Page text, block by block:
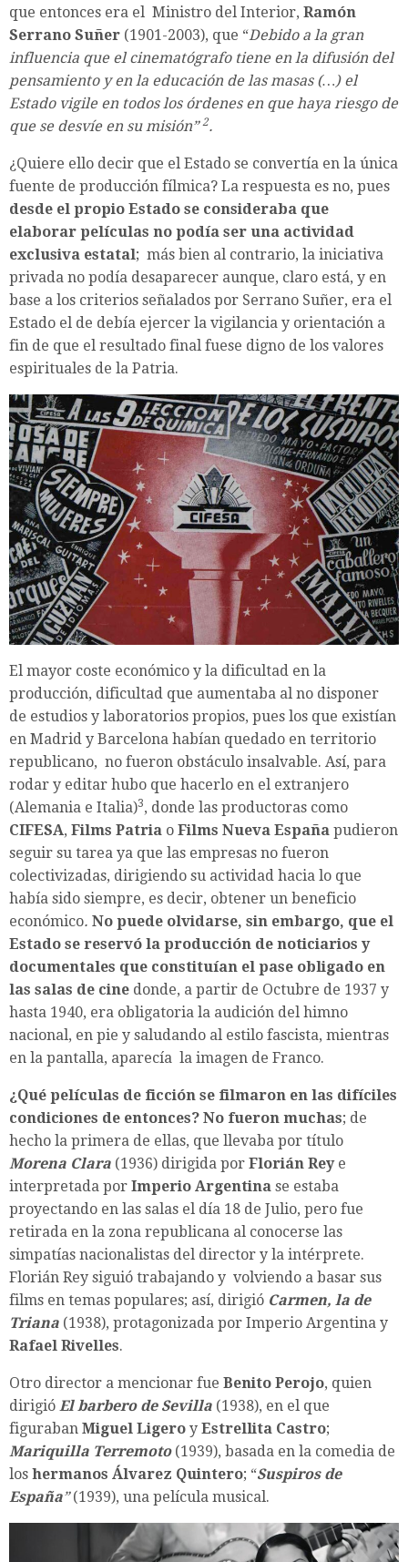
que entonces era el Ministro del Interior, Ramón
Serrano Suñer (1901-2003), que “Debido a la gran
influencia que el cinematógrafo tiene en la difusión del
pensamiento y en la educación de las masas (…) el
Estado vigile en todos los órdenes en que haya riesgo de
que se desvíe en su misión”2.
¿Quiere ello decir que el Estado se convertía en la única
fuente de producción fílmica? La respuesta es no, pues
desde el propio Estado se consideraba que
elaborar películas no podía ser una actividad
exclusiva estatal; más bien al contrario, la iniciativa
privada no podía desaparecer aunque, claro está, y en
base a los criterios señalados por Serrano Suñer, era el
Estado el de debía ejercer la vigilancia y orientación a
fin de que el resultado final fuese digno de los valores
espirituales de la Patria.
El mayor coste económico y la dificultad en la
producción, dificultad que aumentaba al no disponer
de estudios y laboratorios propios, pues los que existían
en Madrid y Barcelona habían quedado en territorio
republicano, no fueron obstáculo insalvable. Así, para
rodar y editar hubo que hacerlo en el extranjero
(Alemania e Italia)3, donde las productoras como
CIFESA, Films Patria o Films Nueva España pudieron
seguir su tarea ya que las empresas no fueron
colectivizadas, dirigiendo su actividad hacia lo que
había sido siempre, es decir, obtener un beneficio
económico. No puede olvidarse, sin embargo, que el
Estado se reservó la producción de noticiarios y
documentales que constituían el pase obligado en
las salas de cine donde, a partir de Octubre de 1937 y
hasta 1940, era obligatoria la audición del himno
nacional, en pie y saludando al estilo fascista, mientras
en la pantalla, aparecía la imagen de Franco.
¿Qué películas de ficción se filmaron en las difíciles
condiciones de entonces? No fueron muchas; de
hecho la primera de ellas, que llevaba por título
Morena Clara (1936) dirigida por Florián Reye
interpretada por Imperio Argentina se estaba
proyectando en las salas el día 18 de Julio, pero fue
retirada en la zona republicana al conocerse las
simpatías nacionalistas del director y la intérprete.
Florián Rey siguió trabajando y volviendo a basar sus
films en temas populares; así, dirigió Carmen, la de
Triana (1938), protagonizada por Imperio Argentina y
Rafael Rivelles.
Otro director a mencionar fue Benito Perojo, quien
dirigió El barbero de Sevilla (1938), en el que
figuraban Miguel Ligero y Estrellita Castro;
Mariquilla Terremoto (1939), basada en la comedia de
los hermanos Álvarez Quintero; “Suspiros de
España”(1939), una película musical.